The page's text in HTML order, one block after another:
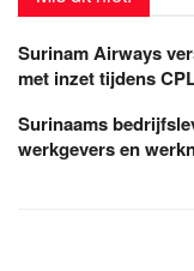
Surinam Airways
met inzet tijdens
Surinaams
werkgevers en